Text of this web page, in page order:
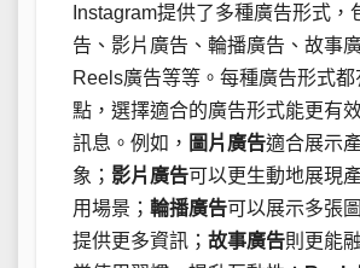
Instagram提供了多種廣告形式，
告、影片廣告、輪播廣告、故事
Reels廣告等等。每種廣告形式
點，選擇適合的廣告形式能更有
訊息。例如， 圖片廣告適合展示
象； 影片廣告可以更生動地展現
用場景； 輪播廣告可以展示多張
提供更多資訊； 故事廣告則更能